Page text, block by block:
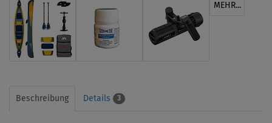
MEHR...
Beschreibung Details 3